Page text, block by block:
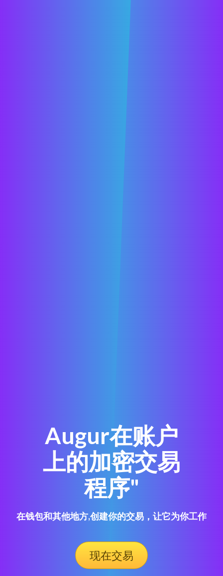
Augur在账户
上的加密交易
程序"
在钱包和其他地方,创建你的交易，让它为你工作
现在交易